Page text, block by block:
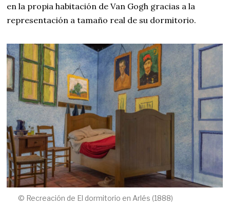
en la propia habitación de Van Gogh gracias a la
representación a tamaño real de su dormitorio.
© Recreación de El dormitorio en Arlés (1888)